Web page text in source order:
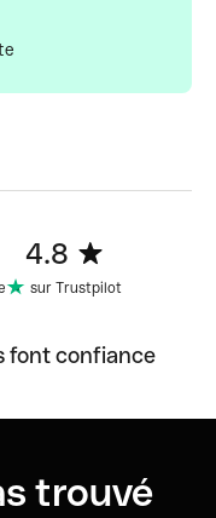
4.8
sur Trustpilot
font confiance
trouvé